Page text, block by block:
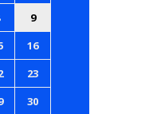
9
16
23
30